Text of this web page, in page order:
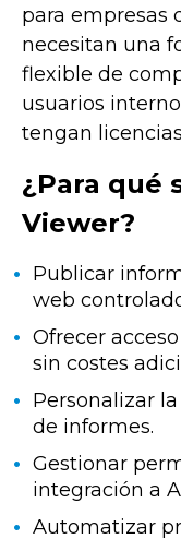
para empresas
necesitan una
flexible de
usuarios
tengan
¿Para qué
Viewer?
Publicar
web
Ofrecer
sin costes
Personalizar
de informes.
Gestionar
integración a
Automatizar